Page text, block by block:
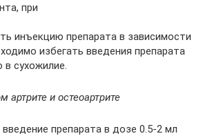
при
инъекцию препарата в зависимости
избегать введения препарата
сухожилие.
артрите и остеоартрите
препарата в дозе 0.5-2 мл